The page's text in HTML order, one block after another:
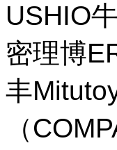
USHIO
密理博
丰
（